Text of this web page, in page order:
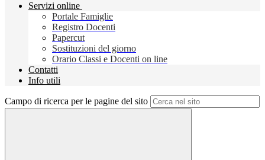
Servizi online
Portale Famiglie
Registro Docenti
Papercut
Sostituzioni del giorno
Orario Classi e Docenti on line
Contatti
Info utili
Campo di ricerca per le pagine del sito